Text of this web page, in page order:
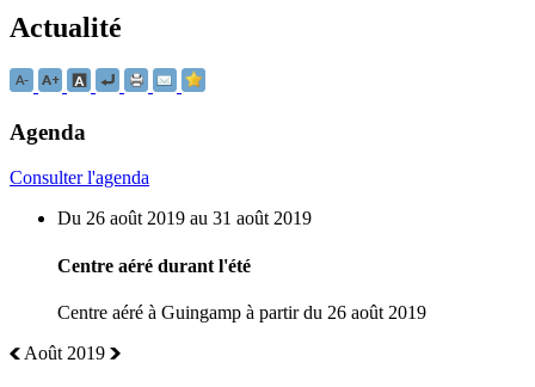
Actualité
Agenda
Consulter l'agenda
Du 26 août 2019 au 31 août 2019
Centre aéré durant l'été
Centre aéré à Guingamp à partir du 26 août 2019
Août 2019